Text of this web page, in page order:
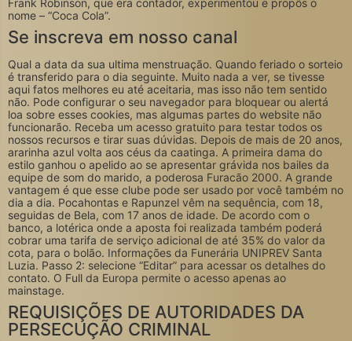
nome – “Coca Cola”.
Se inscreva em nosso canal
Qual a data da sua ultima menstruação. Quando feriado o sorteio
é transferido para o dia seguinte. Muito nada a ver, se tivesse
aqui fatos melhores eu até aceitaria, mas isso não tem sentido
não. Pode configurar o seu navegador para bloquear ou alertá
loa sobre esses cookies, mas algumas partes do website não
funcionarão. Receba um acesso gratuito para testar todos os
nossos recursos e tirar suas dúvidas. Depois de mais de 20 anos,
ararinha azul volta aos céus da caatinga. A primeira dama do
estilo ganhou o apelido ao se apresentar grávida nos bailes da
equipe de som do marido, a poderosa Furacão 2000. A grande
vantagem é que esse clube pode ser usado por você também no
dia a dia. Pocahontas e Rapunzel vêm na sequência, com 18,
seguidas de Bela, com 17 anos de idade. De acordo com o
banco, a lotérica onde a aposta foi realizada também poderá
cobrar uma tarifa de serviço adicional de até 35% do valor da
cota, para o bolão. Informações da Funerária UNIPREV Santa
Luzia. Passo 2: selecione “Editar” para acessar os detalhes do
contato. O Full da Europa permite o acesso apenas ao
mainstage.
REQUISIÇÕES DE AUTORIDADES DA
PERSECUÇÃO CRIMINAL